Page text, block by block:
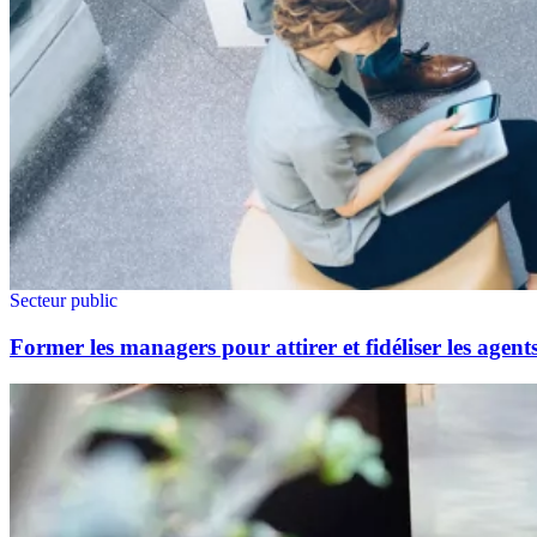
Secteur public
Former les managers pour attirer et fidéliser les